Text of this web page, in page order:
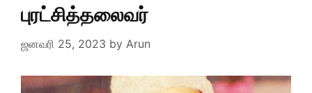
புரட்சித்தலைவர்
ஜனவரி 25, 2023 by Arun